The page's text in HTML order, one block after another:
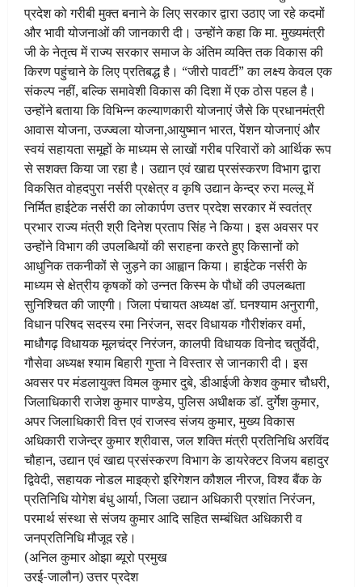
प्रदेश को गरीबी मुक्त बनाने के लिए सरकार द्वारा उठाए जा रहे कदमों
और भावी योजनाओं की जानकारी दी। उन्होंने कहा कि मा. मुख्यमंत्री
जी के नेतृत्व में राज्य सरकार समाज के अंतिम व्यक्ति तक विकास की
किरण पहुंचाने के लिए प्रतिबद्ध है। “जीरो पावर्टी” का लक्ष्य केवल एक
संकल्प नहीं, बल्कि समावेशी विकास की दिशा में एक ठोस पहल है।
उन्होंने बताया कि विभिन्न कल्याणकारी योजनाएं जैसे कि प्रधानमंत्री
आवास योजना, उज्ज्वला योजना,आयुष्मान भारत, पेंशन योजनाएं और
स्वयं सहायता समूहों के माध्यम से लाखों गरीब परिवारों को आर्थिक रूप
से सशक्त किया जा रहा है। उद्यान एवं खाद्य प्रसंस्करण विभाग द्वारा
विकसित वोहदपुरा नर्सरी प्रक्षेत्र व कृषि उद्यान केन्द्र रुरा मल्लू में
निर्मित हाईटेक नर्सरी का लोकार्पण उत्तर प्रदेश सरकार में स्वतंत्र
प्रभार राज्य मंत्री श्री दिनेश प्रताप सिंह ने किया। इस अवसर पर
उन्होंने विभाग की उपलब्धियों की सराहना करते हुए किसानों को
आधुनिक तकनीकों से जुड़ने का आह्वान किया। हाईटेक नर्सरी के
माध्यम से क्षेत्रीय कृषकों को उन्नत किस्म के पौधों की उपलब्धता
सुनिश्चित की जाएगी। जिला पंचायत अध्यक्ष डॉ. घनश्याम अनुरागी,
विधान परिषद सदस्य रमा निरंजन, सदर विधायक गौरीशंकर वर्मा,
माधौगढ़ विधायक मूलचंद्र निरंजन, कालपी विधायक विनोद चतुर्वेदी,
गौसेवा अध्यक्ष श्याम बिहारी गुप्ता ने विस्तार से जानकारी दी। इस
अवसर पर मंडलायुक्त विमल कुमार दुबे, डीआईजी केशव कुमार चौधरी,
जिलाधिकारी राजेश कुमार पाण्डेय, पुलिस अधीक्षक डॉ. दुर्गेश कुमार,
अपर जिलाधिकारी वित्त एवं राजस्व संजय कुमार, मुख्य विकास
अधिकारी राजेन्द्र कुमार श्रीवास, जल शक्ति मंत्री प्रतिनिधि अरविंद
चौहान, उद्यान एवं खाद्य प्रसंस्करण विभाग के डायरेक्टर विजय बहादुर
द्विवेदी, सहायक नोडल माइक्रो इरिगेशन कौशल नीरज, विश्व बैंक के
प्रतिनिधि योगेश बंधु आर्या, जिला उद्यान अधिकारी प्रशांत निरंजन,
परमार्थ संस्था से संजय कुमार आदि सहित सम्बंधित अधिकारी व
जनप्रतिनिधि मौजूद रहे।
(अनिल कुमार ओझा ब्यूरो प्रमुख
उरई-जालौन) उत्तर प्रदेश